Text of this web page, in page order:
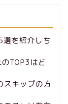
選を紹介しち
TOP3はど
スキップの方